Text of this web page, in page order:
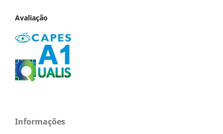
Avaliação
Informações